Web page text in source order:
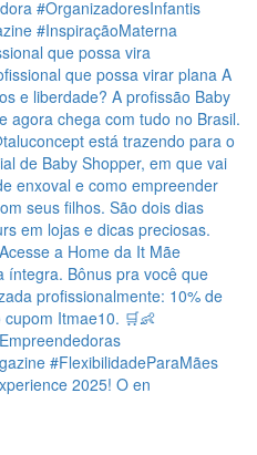
que possa vira
2025! O en